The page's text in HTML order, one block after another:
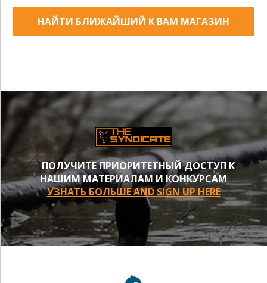
НАЙТИ БЛИЖАЙШИЙ К ВАМ МАГАЗИН
ПОЛУЧИТЕ ПРИОРИТЕТНЫЙ ДОСТУП К
НАШИМ МАТЕРИАЛАМ И КОНКУРСАМ
УЗНАТЬ БОЛЬШЕ AND SIGN UP HERE